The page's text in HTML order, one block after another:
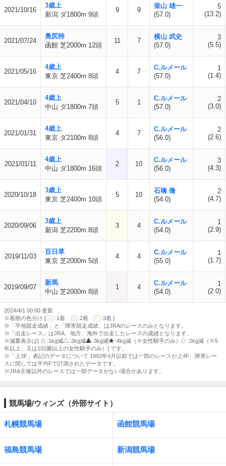
2021/10/16
3歳上
新潟 ダ1800m 9頭
9 9
柴山 雄一
(57.0)
5
(13.2)
2021/07/24
奥尻特
函館 芝2000m 12頭
11 7
横山 武史
(57.0)
3
(5.5)
2021/05/16
4歳上
東京 芝2400m 8頭
4 7
C.ルメール
(57.0)
1
(1.4)
2021/04/10
4歳上
中山 ダ1800m 7頭
5 1
C.ルメール
(57.0)
2
(3.0)
2021/01/31
4歳上
東京 ダ2100m 8頭
4 7
C.ルメール
(56.0)
2
(2.6)
2021/01/11
4歳上
中山 ダ1800m 16頭
2 10
C.ルメール
(56.0)
3
(4.3)
2020/10/18
3歳上
東京 芝2400m 10頭
5 10
石橋 脩
(54.0)
2
(4.7)
2020/09/06
3歳上
新潟 芝2200m 8頭
3 4
C.ルメール
(54.0)
1
(2.9)
2019/11/03
百日草
東京 芝2000m 5頭
4 4
C.ルメール
(55.0)
1
(1.7)
2019/09/07
新馬
中山 芝2000m 8頭
1 4
C.ルメール
(54.0)
1
(2.0)
2024/4/1 00:00 更新
※着順の色分け [
:1着 :2着
:3着 ]
※「平地競走成績」と「障害競走成績」はJRAのレースのみとなります。
※「出走レース」はJRA、地方、海外で出走したレースの成績となります。
※減量表示は[
:1kg減 :2kg減 :3kg減 :4kg減（※女性騎手のみ）
:2kg減（※5
年以上、又は101勝以上の女性騎手のみ）] です。
※「上3F」表記のデータについて 1993年4月以前では一部のレースが上4F、障害レー
スに関しては平均Fで計測されたデータです。
※JRA主催以外のレースでは一部データがない場合があります。
競馬場/ウィンズ（外部サイト）
札幌競馬場 函館競馬場
福島競馬場 新潟競馬場